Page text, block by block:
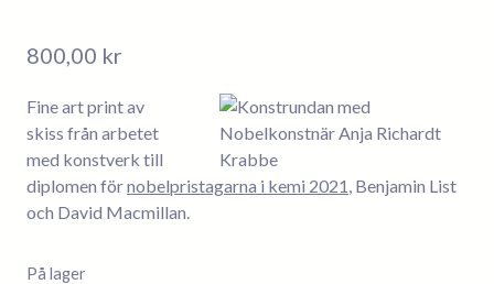
800,00 kr
Fine art print av
skiss från arbetet
med konstverk till
diplomen förnobelpristagarna i kemi 2021 , Benjamin List
och David Macmillan.
På lager